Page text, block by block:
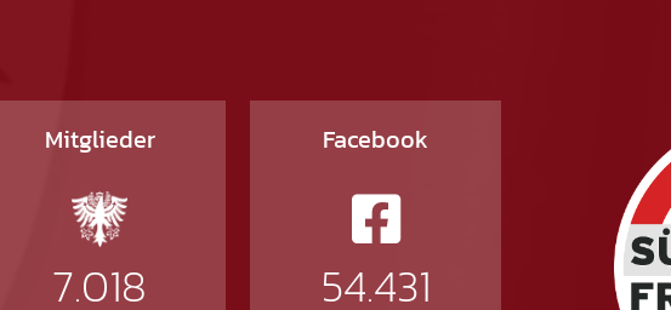
Mitglieder
7.018
Facebook
54.431